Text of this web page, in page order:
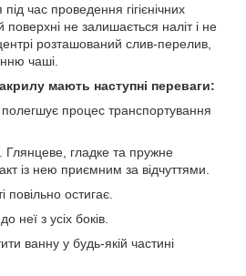
час проведення гігієнічних
не залишається наліт і не
розташований слив-перелив,
чаші.
мають наступні переваги:
процес транспортування
Глянцеве, гладке та пружне
із нею приємним за відчуттями.
повільно остигає.
неї з усіх боків.
ванну у будь-якій частині